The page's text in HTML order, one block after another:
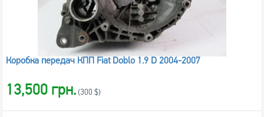
Коробка передач КПП Fiat Doblo 1.9 D 2004-2007
13,500 грн. (300 $)